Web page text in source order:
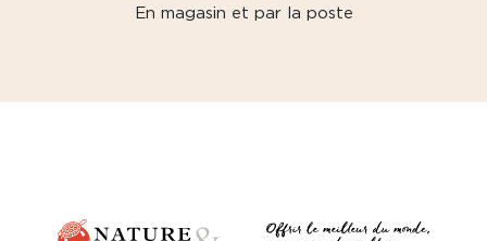
En magasin et par la poste